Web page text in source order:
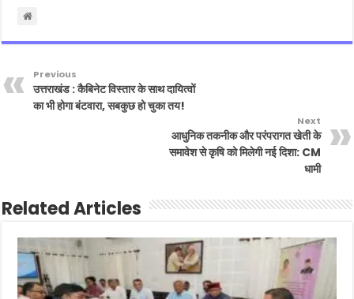
Previous
उत्तराखंड : कैबिनेट विस्तार के साथ दायित्वों
का भी होगा बंटवारा, सबकुछ हो चुका तय!
Next
आधुनिक तकनीक और परंपरागत खेती के
समावेश से कृषि को मिलेगी नई दिशा: CM
धामी
Related Articles